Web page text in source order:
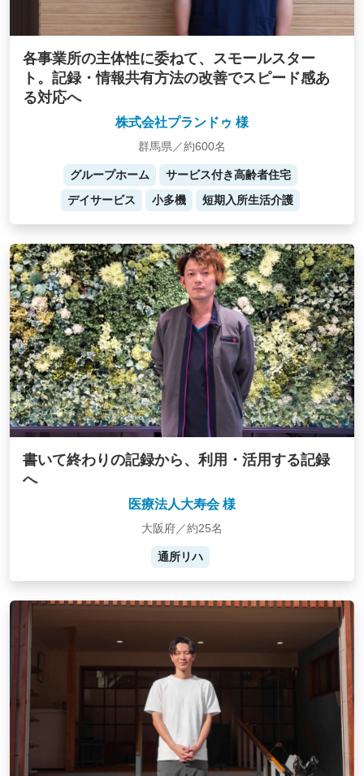
各事業所の主体性に委ねて、スモールスター
ト。記録・情報共有方法の改善でスピード感あ
る対応へ
株式会社プランドゥ 様
群馬県／約600名
グループホーム
サービス付き高齢者住宅
デイサービス
小多機 短期入所生活介護
書いて終わりの記録から、利用・活用する記録
へ
医療法人大寿会 様
大阪府／約25名
通所リハ